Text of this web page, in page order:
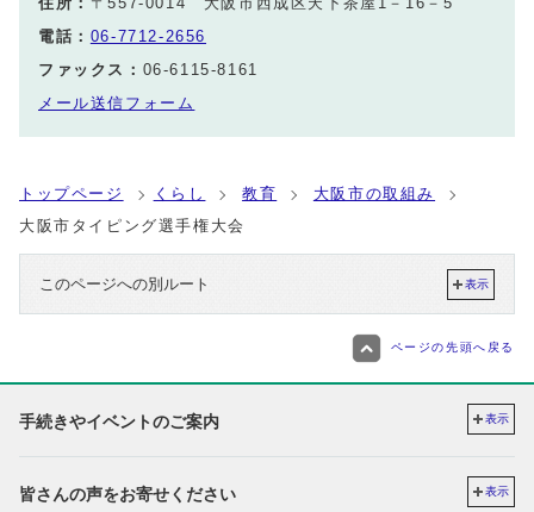
電話： 06-7712-2656
ファックス： 06-6115-8161
メール送信フォーム
トップページ くらし 教育
大阪市の取組み
大阪市タイピング選手権大会
このページへの別ルート 表示
ページの先頭へ戻る
手続きやイベントのご案内 表示
皆さんの声をお寄せください 表示